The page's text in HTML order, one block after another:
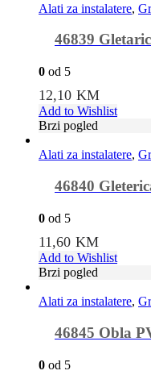
Alati za instalatere,
46839
0 od 5
12,10 KM
Add to Wishlist
Brzi pogled
Alati za instalatere,
46840
0 od 5
11,60 KM
Add to Wishlist
Brzi pogled
Alati za instalatere,
46845 Obla
0 od 5